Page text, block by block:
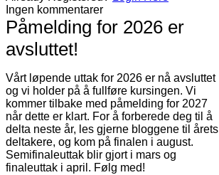
Ingen kommentarer
Påmelding for 2026 er
avsluttet!
Vårt løpende uttak for 2026 er nå avsluttet
og vi holder på å fullføre kursingen. Vi
kommer tilbake med påmelding for 2027
når dette er klart. For å forberede deg til å
delta neste år, les gjerne bloggene til årets
deltakere, og kom på finalen i august.
Semifinaleuttak blir gjort i mars og
finaleuttak i april. Følg med!